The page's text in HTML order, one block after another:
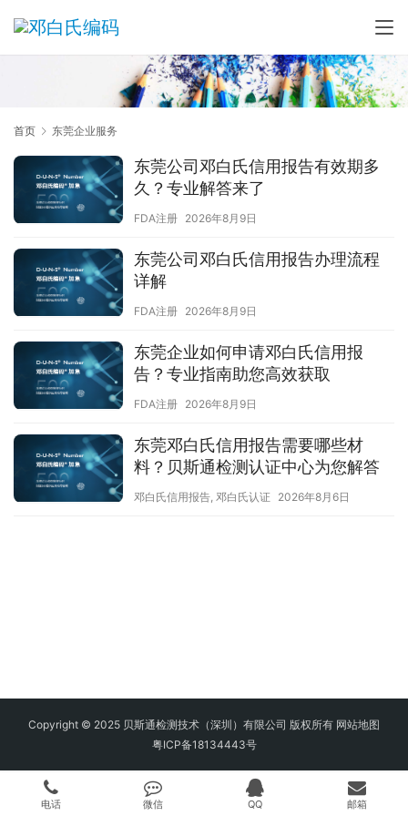
首页 东莞企业服务
东莞公司邓白氏信用报告有效期多
久？专业解答来了
FDA注册 2026年8月9日
东莞公司邓白氏信用报告办理流程
详解
FDA注册 2026年8月9日
东莞企业如何申请邓白氏信用报
告？专业指南助您高效获取
FDA注册 2026年8月9日
东莞邓白氏信用报告需要哪些材
料？贝斯通检测认证中心为您解答
邓白氏信用报告 邓白氏认证 2026年8月6日
Copyright © 2025 贝斯通检测技术（深圳）有限公司 版权所有 网站地图
粤ICP备18134443号
电话 微信 QQ 邮箱